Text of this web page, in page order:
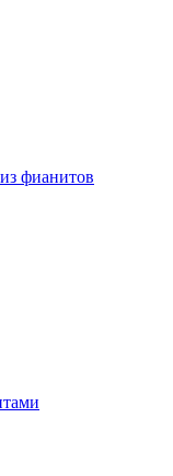
фианитов